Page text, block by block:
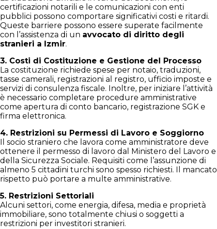
certificazioni notarili e le comunicazioni con enti
pubblici possono comportare significativi costi e ritardi.
Queste barriere possono essere superate facilmente
con l’assistenza di un avvocato di diritto degli
stranieri a Izmir.
3. Costi di Costituzione e Gestione del Processo
La costituzione richiede spese per notaio, traduzioni,
tasse camerali, registrazioni al registro, ufficio imposte e
servizi di consulenza fiscale. Inoltre, per iniziare l’attività
è necessario completare procedure amministrative
come apertura di conto bancario, registrazione SGK e
firma elettronica.
4. Restrizioni su Permessi di Lavoro e Soggiorno
Il socio straniero che lavora come amministratore deve
ottenere il permesso di lavoro dal Ministero del Lavoro e
della Sicurezza Sociale. Requisiti come l’assunzione di
almeno 5 cittadini turchi sono spesso richiesti. Il mancato
rispetto può portare a multe amministrative.
5. Restrizioni Settoriali
Alcuni settori, come energia, difesa, media e proprietà
immobiliare, sono totalmente chiusi o soggetti a
restrizioni per investitori stranieri.